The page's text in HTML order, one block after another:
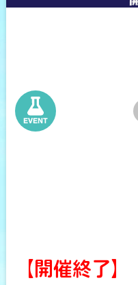
【開催終了】